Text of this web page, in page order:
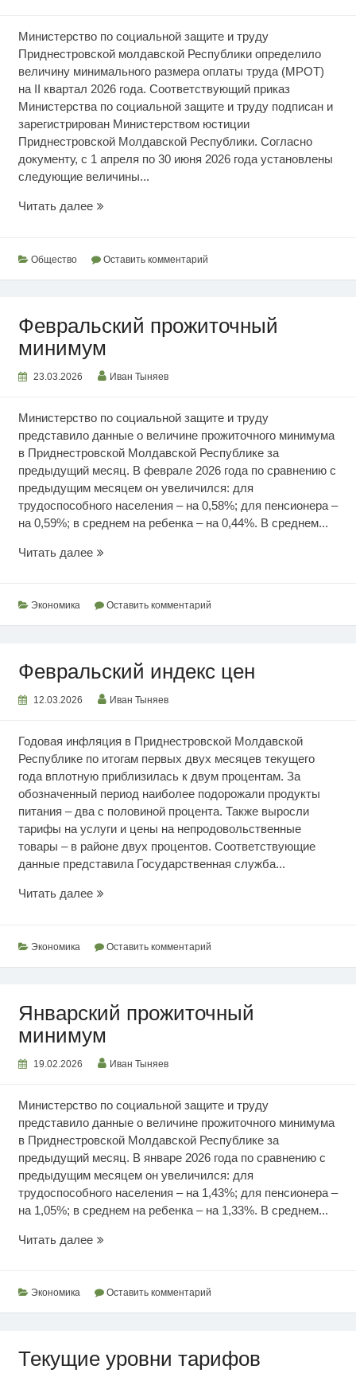
Министерство по социальной защите и труду
Приднестровской молдавской Республики определило
величину минимального размера оплаты труда (МРОТ)
на II квартал 2026 года. Соответствующий приказ
Министерства по социальной защите и труду подписан и
зарегистрирован Министерством юстиции
Приднестровской Молдавской Республики. Согласно
документу, с 1 апреля по 30 июня 2026 года установлены
следующие величины...
Читать далееМРОТ
квартал
Общество Оставить комментарий
Февральский прожиточный
минимум
23.03.2026 Иван Тыняев
Министерство по социальной защите и труду
представило данные о величине прожиточного минимума
в Приднестровской Молдавской Республике за
предыдущий месяц. В феврале 2026 года по сравнению с
предыдущим месяцем он увеличился: для
трудоспособного населения – на 0,58%; для пенсионера –
на 0,59%; в среднем на ребенка – на 0,44%. В среднем...
Читать далееФевральский
Экономика Оставить комментарий
Февральский индекс цен
12.03.2026 Иван Тыняев
Годовая инфляция в Приднестровской Молдавской
Республике по итогам первых двух месяцев текущего
года вплотную приблизилась к двум процентам. За
обозначенный период наиболее подорожали продукты
питания – два с половиной процента. Также выросли
тарифы на услуги и цены на непродовольственные
товары – в районе двух процентов. Соответствующие
данные представила Государственная служба...
Читать далееФевральский
Экономика Оставить комментарий
Январский прожиточный
минимум
19.02.2026 Иван Тыняев
Министерство по социальной защите и труду
представило данные о величине прожиточного минимума
в Приднестровской Молдавской Республике за
предыдущий месяц. В январе 2026 года по сравнению с
предыдущим месяцем он увеличился: для
трудоспособного населения – на 1,43%; для пенсионера –
на 1,05%; в среднем на ребенка – на 1,33%. В среднем...
Читать далееЯнварский
Экономика Оставить комментарий
Текущие уровни тарифов